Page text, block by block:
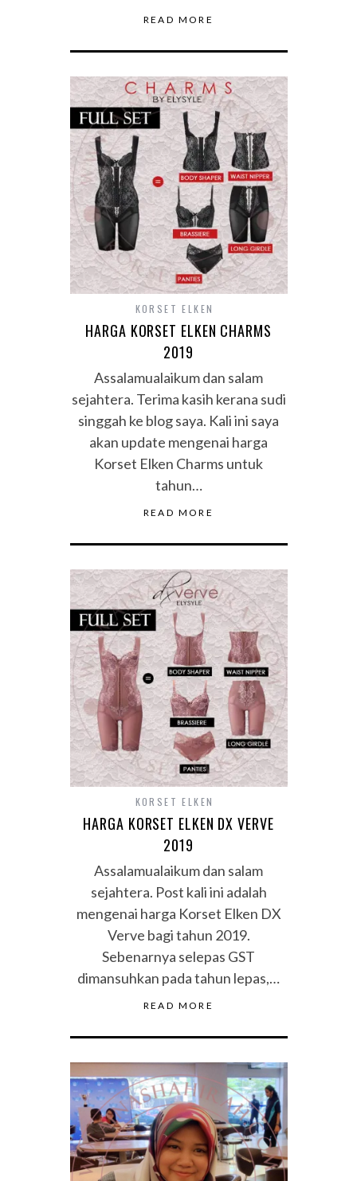
READ MORE
KORSET ELKEN
HARGA KORSET ELKEN CHARMS
2019
Assalamualaikum dan salam
sejahtera. Terima kasih kerana sudi
singgah ke blog saya. Kali ini saya
akan update mengenai harga
Korset Elken Charms untuk
tahun…
READ MORE
KORSET ELKEN
HARGA KORSET ELKEN DX VERVE
2019
Assalamualaikum dan salam
sejahtera. Post kali ini adalah
mengenai harga Korset Elken DX
Verve bagi tahun 2019.
Sebenarnya selepas GST
dimansuhkan pada tahun lepas,…
READ MORE